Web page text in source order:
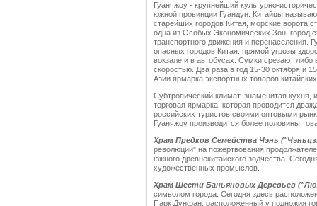
Гуанчжоу - крупнейший культурно-
южной провинции Гуандун. Китайцы
старейших городов Китая, морские ворота
одна из Особых Экономических Зон, город
транспортного движения и перенаселения.
опасных городов Китая: прямой угрозы
вокзале и в автобусах. Сумки срезают
скоростью. Два раза в год 15-30 октября и
Азии ярмарка экспортных товаров
Субтропический климат, знаменитая кухня,
торговая ярмарка, которая проводится
российских туристов своими оптовыми
Гуанчжоу производится более половины
Храм Предков Семейства Чэнь
революции" на пожертвования
южного древнекитайского зодчества.
художественных промыслов.
Храм Шести Баньяновых Деревьев
символом города. Сегодня здесь
Парк Дунфан, расположенный у подножия